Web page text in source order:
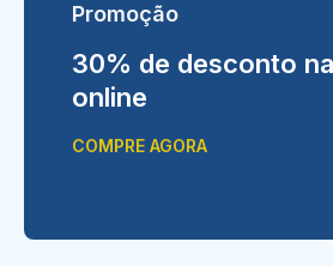
Promoção
30% de desconto
online
COMPRE AGORA